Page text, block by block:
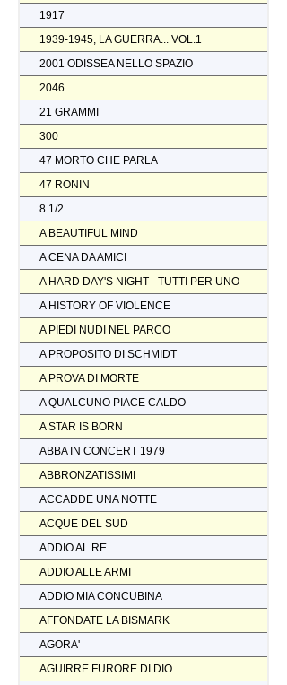
1917
1939-1945, LA GUERRA... VOL.1
2001 ODISSEA NELLO SPAZIO
2046
21 GRAMMI
300
47 MORTO CHE PARLA
47 RONIN
8 1/2
A BEAUTIFUL MIND
A CENA DA AMICI
A HARD DAY'S NIGHT - TUTTI PER UNO
A HISTORY OF VIOLENCE
A PIEDI NUDI NEL PARCO
A PROPOSITO DI SCHMIDT
A PROVA DI MORTE
A QUALCUNO PIACE CALDO
A STAR IS BORN
ABBA IN CONCERT 1979
ABBRONZATISSIMI
ACCADDE UNA NOTTE
ACQUE DEL SUD
ADDIO AL RE
ADDIO ALLE ARMI
ADDIO MIA CONCUBINA
AFFONDATE LA BISMARK
AGORA'
AGUIRRE FURORE DI DIO